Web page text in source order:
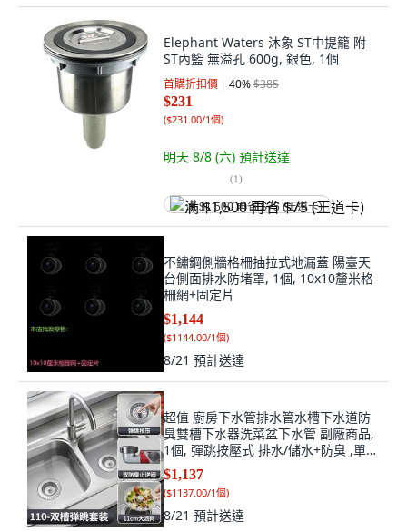
Elephant Waters 沐象 ST中提籠 附
ST內籃 無溢孔 600g, 銀色, 1個
首購折扣價 40%$385
$231
($231.00/1個)
明天 8/8 (六) 預計送達
(1)
满 $1,500 再省 $75 (王道卡)
不鏽鋼側牆格柵抽拉式地漏蓋 陽臺天
台側面排水防堵罩, 1個, 10x10釐米格
柵網+固定片
$1,144
($1144.00/1個)
8/21 預計送達
超值 廚房下水管排水管水槽下水道防
臭雙槽下水器洗菜盆下水管 副廠商品,
1個, 彈跳按壓式 排水/儲水+防臭 ,單
槽-1個110杯 防臭止逆閥
$1,137
($1137.00/1個)
8/21 預計送達